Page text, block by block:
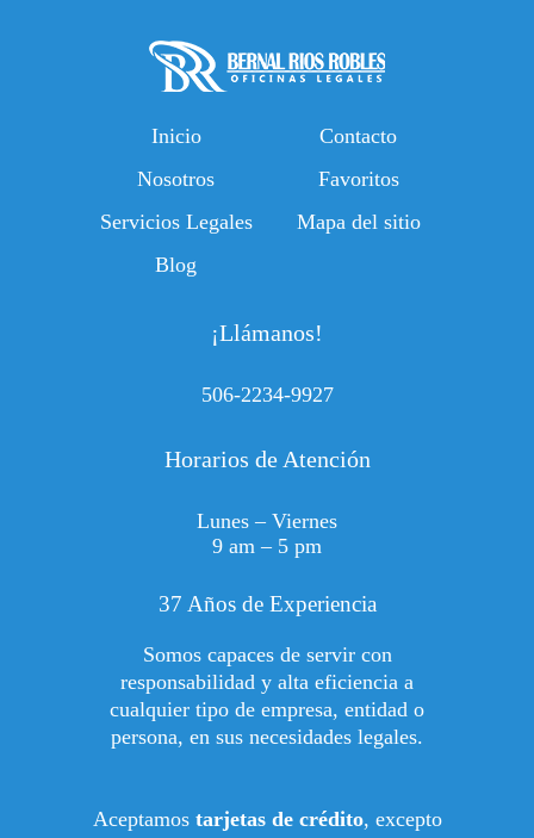
Inicio
Nosotros
Servicios Legales
Blog
Contacto
Favoritos
Mapa del sitio
¡Llámanos!
506-2234-9927
Horarios de Atención
Lunes – Viernes
9 am – 5 pm
37 Años de Experiencia
Somos capaces de servir con
responsabilidad y alta eficiencia a
cualquier tipo de empresa, entidad o
persona, en sus necesidades legales.
Aceptamos tarjetas de crédito, excepto